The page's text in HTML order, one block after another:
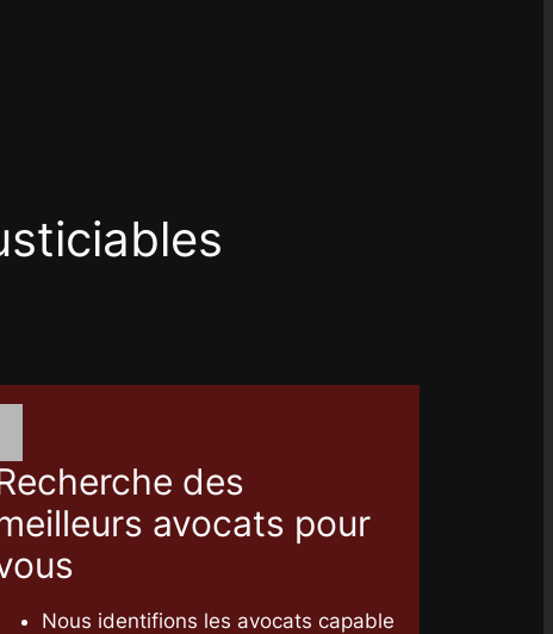
des
avocats pour
Nous identifions les avocats capable